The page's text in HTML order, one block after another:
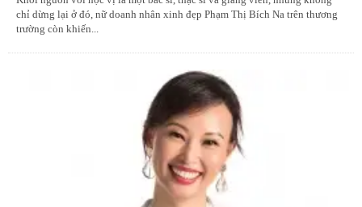
chỉ dừng lại ở đó, nữ doanh nhân xinh đẹp Phạm Thị Bích Na trên thương
trường còn khiến...